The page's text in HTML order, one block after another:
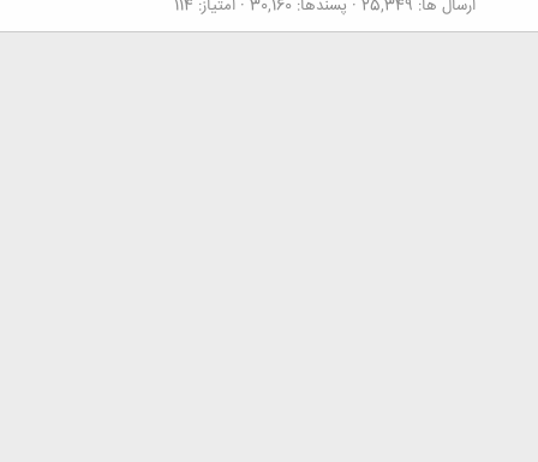
ارسال ها 25,349 پسندها 30,160 امتیاز 114